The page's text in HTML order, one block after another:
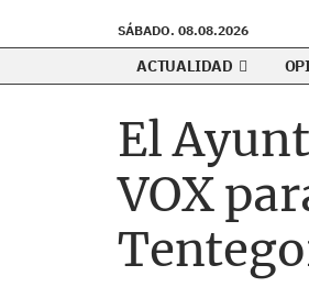
SÁBADO. 08.08.2026
ACTUALIDAD
El
VOX